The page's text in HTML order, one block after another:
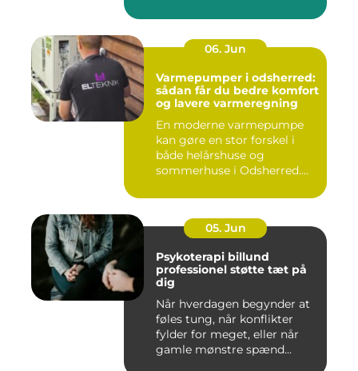
06. Jun
Varmepumper i odsherred:
sådan får du bedre komfort
og lavere varmeregning
En moderne varmepumpe
kan gøre en stor forskel i
både helårshuse og
sommerhuse i Odsherred.
05. Jun
Psykoterapi billund
professionel støtte tæt på
dig
Når hverdagen begynder at
føles tung, når konflikter
fylder for meget, eller når
gamle mønstre spænd...